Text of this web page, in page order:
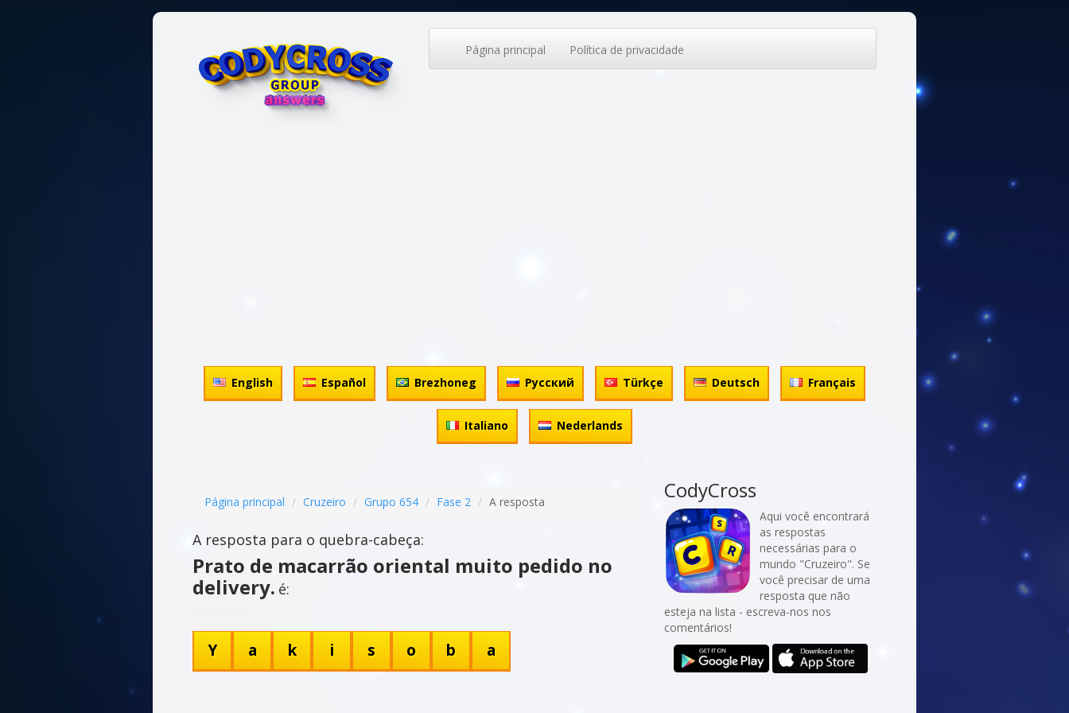
Página principal Política de privacidade
English Español Brezhoneg Русский Türkçe Deutsch Français
Italiano Nederlands
Página principal Cruzeiro Grupo 654 Fase 2 A resposta
A resposta para o quebra-cabeça:
Prato de macarrão oriental muito pedido no
delivery. é:
Y a k i s o b a
CodyCross
Aqui você encontrará
as respostas
necessárias para o
mundo "Cruzeiro". Se
você precisar de uma
resposta que não
esteja na lista - escreva-nos nos
comentários!